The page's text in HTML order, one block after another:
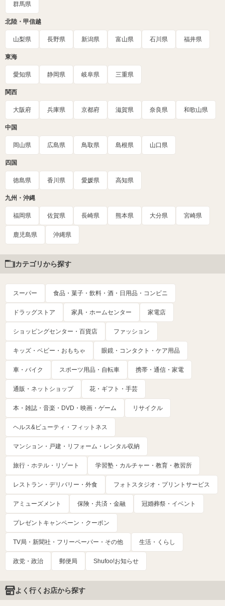
群馬県
北陸・甲信越
山梨県 長野県 新潟県 富山県 石川県 福井県
東海
愛知県 静岡県 岐阜県 三重県
関西
大阪府 兵庫県 京都府 滋賀県 奈良県 和歌山県
中国
岡山県 広島県 鳥取県 島根県 山口県
四国
徳島県 香川県 愛媛県 高知県
九州・沖縄
福岡県 佐賀県 長崎県 熊本県 大分県 宮崎県
鹿児島県 沖縄県
カテゴリから探す
スーパー 食品・菓子・飲料・酒・日用品・コンビニ
ドラッグストア 家具・ホームセンター 家電店
ショッピングセンター・百貨店 ファッション
キッズ・ベビー・おもちゃ 眼鏡・コンタクト・ケア用品
車・バイク スポーツ用品・自転車 携帯・通信・家電
通販・ネットショップ 花・ギフト・手芸
本・雑誌・音楽・DVD・映画・ゲーム リサイクル
ヘルス&ビューティ・フィットネス
マンション・戸建・リフォーム・レンタル収納
旅行・ホテル・リゾート 学習塾・カルチャー・教育・教習所
レストラン・デリバリー・外食 フォトスタジオ・プリントサービス
アミューズメント 保険・共済・金融 冠婚葬祭・イベント
プレゼントキャンペーン・クーポン
TV局・新聞社・フリーペーパー・その他 生活・くらし
政党・政治 郵便局 Shufoo!お知らせ
よく行くお店から探す